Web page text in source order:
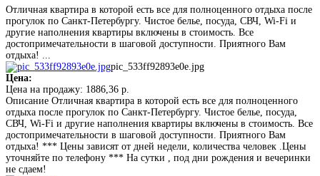
Отличная квартира в которой есть все для полноценного отдыха после
прогулок по Санкт-Петербургу. Чистое белье, посуда, СВЧ, Wi-Fi и
другие наполнения квартиры включены в стоимость. Все
достопримечательности в шаговой доступности. Приятного Вам
отдыха! ...
pic_533ff92893e0e.jpg
Цена:
Цена на продажу: 1886,36 р.
Описание Отличная квартира в которой есть все для полноценного
отдыха после прогулок по Санкт-Петербургу. Чистое белье, посуда,
СВЧ, Wi-Fi и другие наполнения квартиры включены в стоимость. Все
достопримечательности в шаговой доступности. Приятного Вам
отдыха! *** Цены зависят от дней недели, количества человек .Цены
уточняйте по телефону *** На сутки , под дни рождения и вечеринки
не сдаем!